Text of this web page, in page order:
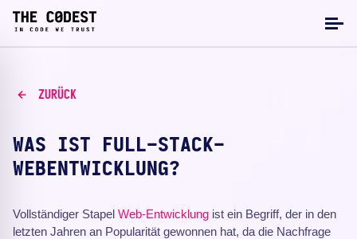
ZURÜCK
WAS IST FULL-STACK-
WEBENTWICKLUNG?
Vollständiger Stapel Web-Entwicklung ist ein Begriff, der in den
letzten Jahren an Popularität gewonnen hat, da die Nachfrage